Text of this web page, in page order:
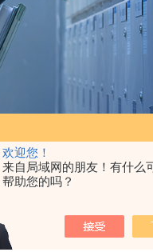
欢迎您！
来自局域网的朋友！有什么
帮助您的吗？
EOCR3DE-